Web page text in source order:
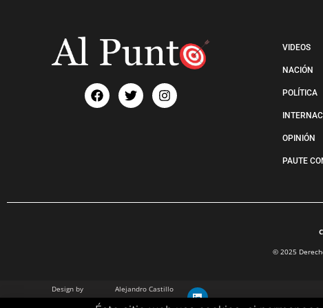
VIDEOS
NACIÓN
POLÍTICA
OPINIÓN
PAUTE
© 2025
Design by
Alejandro Castillo
info@alejandrocastillo.co